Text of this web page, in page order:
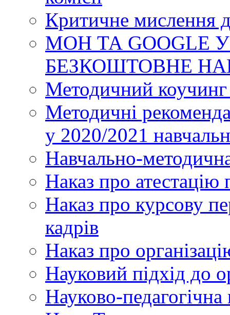
Критичне мислення
МОН ТА GOOGLE
БЕЗКОШТОВНЕ
Методичний
Методичні
у 2020/2021
Навчально-
Наказ про атестацію
Наказ про курсову
кадрів
Наказ про
Науковий підхід до
Науково-